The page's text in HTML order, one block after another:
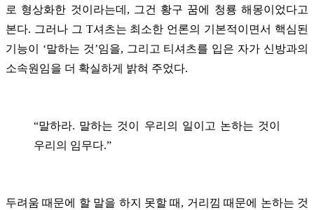
로 형상화한 것이라는데, 그건 황구 꿈에 청룡 해몽이었다고
본다. 그러나 그 T셔츠는 최소한 언론의 기본적이면서 핵심된
기능이 ‘말하는 것’임을, 그리고 티셔츠를 입은 자가 신방과의
소속원임을 더 확실하게 밝혀 주었다.
“말하라. 말하는 것이 우리의 일이고 논하는 것이
우리의 임무다.”
두려움 때문에 할 말을 하지 못할 때, 거리낌 때문에 논하는 것